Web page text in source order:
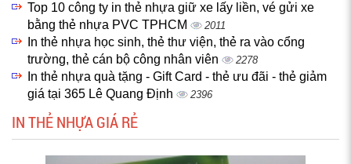
Top 10 công ty in thẻ nhựa giữ xe lấy liền, vé gửi xe
bằng thẻ nhựa PVC TPHCM
2011
In thẻ nhựa học sinh, thẻ thư viện, thẻ ra vào cổng
trường, thẻ cán bộ công nhân viên
2278
In thẻ nhựa quà tặng - Gift Card - thẻ ưu đãi - thẻ giảm
giá tại 365 Lê Quang Định
2396
IN THẺ NHỰA GIÁ RẺ